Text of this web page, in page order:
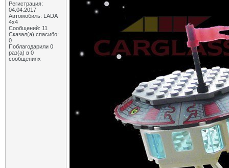
Регистрация:
04.04.2017
Автомобиль: LADA
4x4
Сообщений: 11
Сказал(а) спасибо:
0
Поблагодарили 0
раз(а) в 0
сообщениях